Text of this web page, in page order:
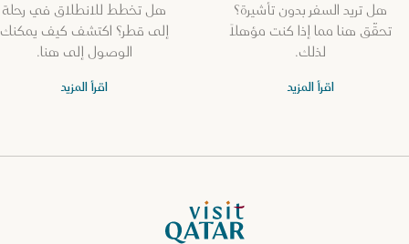
هل تريد السفر بدون تأشيرة؟
تحقّق هنا مما إذا كنت مؤهلاً
لذلك.
اقرأ المزيد
هل تخطط للانطلاق في رحلة
إلى قطر؟ اكتشف كيف يمكنك
الوصول إلى هنا.
اقرأ المزيد
الصفحة الرئيسية لموقع VisitQatar